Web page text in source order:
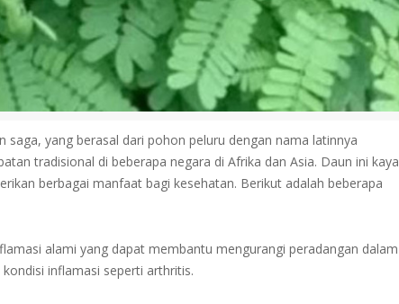
saga, yang berasal dari pohon peluru dengan nama latinnya
tradisional di beberapa negara di Afrika dan Asia. Daun ini kaya
berbagai manfaat bagi kesehatan. Berikut adalah beberapa
alami yang dapat membantu mengurangi peradangan dalam
inflamasi seperti arthritis.